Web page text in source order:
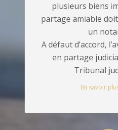
plusieurs biens
partage amiable
un
A défaut d’accord,
en partage
Tribunal
En savoir